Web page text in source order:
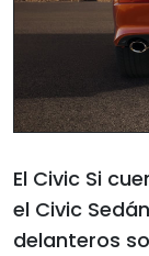
El Civic Si
el Civic
delanteros